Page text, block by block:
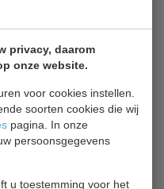
privacy, daarom
onze website.
voor cookies instellen.
soorten cookies die wij
pagina. In onze
persoonsgegevens
u toestemming voor het
jou?
MCWB90H
€ 3249,00